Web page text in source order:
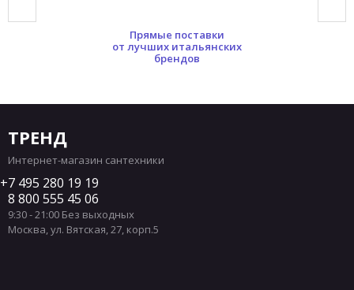
Прямые поставки
от лучших итальянских
брендов
ТРЕНД
Интернет-магазин сантехники
7 495 280 19 19
8 800 555 45 06
9:30 - 21:00 Без выходных
Москва,ул. Вятская, 27, корп.5